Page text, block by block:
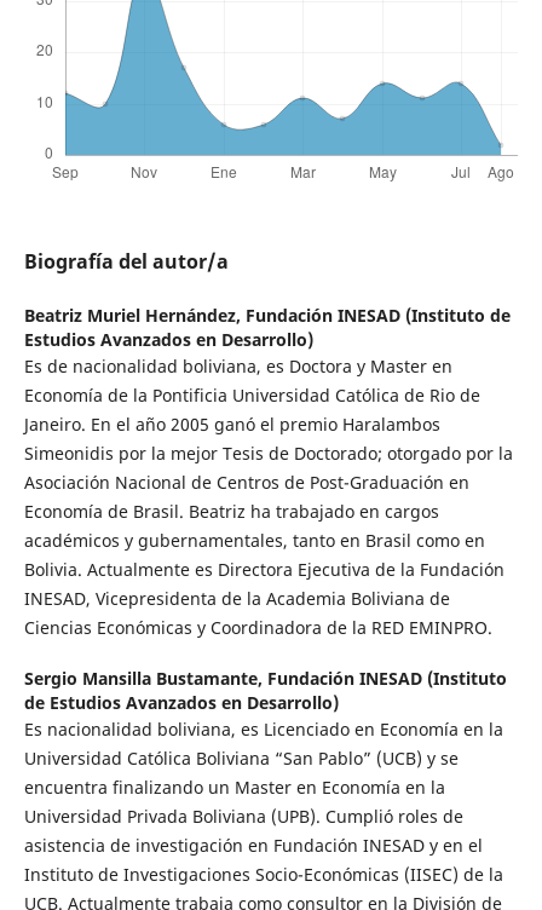
Biografía del autor/a
Beatriz Muriel Hernández, Fundación INESAD (Instituto de
Estudios Avanzados en Desarrollo)
Es de nacionalidad boliviana, es Doctora y Master en
Economía de la Pontificia Universidad Católica de Rio de
Janeiro. En el año 2005 ganó el premio Haralambos
Simeonidis por la mejor Tesis de Doctorado; otorgado por la
Asociación Nacional de Centros de Post-Graduación en
Economía de Brasil. Beatriz ha trabajado en cargos
académicos y gubernamentales, tanto en Brasil como en
Bolivia. Actualmente es Directora Ejecutiva de la Fundación
INESAD, Vicepresidenta de la Academia Boliviana de
Ciencias Económicas y Coordinadora de la RED EMINPRO.
Sergio Mansilla Bustamante, Fundación INESAD (Instituto
de Estudios Avanzados en Desarrollo)
Es nacionalidad boliviana, es Licenciado en Economía en la
Universidad Católica Boliviana “San Pablo” (UCB) y se
encuentra finalizando un Master en Economía en la
Universidad Privada Boliviana (UPB). Cumplió roles de
asistencia de investigación en Fundación INESAD y en el
Instituto de Investigaciones Socio-Económicas (IISEC) de la
UCB. Actualmente trabaja como consultor en la División de